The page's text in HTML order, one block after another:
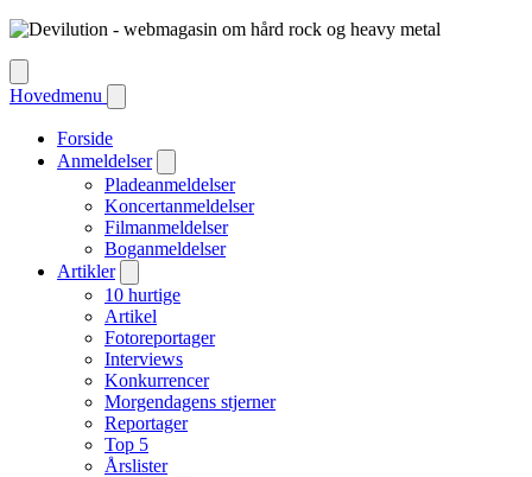
Hovedmenu
Forside
Anmeldelser
Pladeanmeldelser
Koncertanmeldelser
Filmanmeldelser
Boganmeldelser
Artikler
10 hurtige
Artikel
Fotoreportager
Interviews
Konkurrencer
Morgendagens stjerner
Reportager
Top 5
Årslister